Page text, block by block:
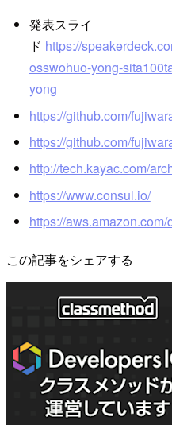
発表スライ
ド https://
osswohuo-yong-
yong
https://github.com/
https://github.com/
http://tech.kayac.com/
https://www.consul.io/
https://
この記事をシェアする